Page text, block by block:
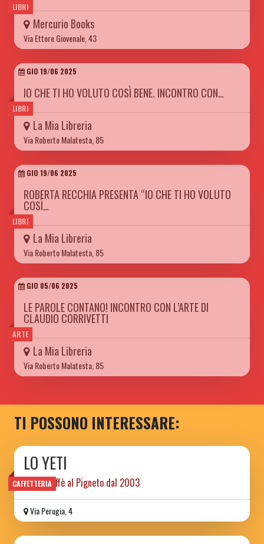
LIBRI
Mercurio Books
Via Ettore Giovenale, 43
LIBRI
GIO 19/06 2025
IO CHE TI HO VOLUTO COSÌ BENE. INCONTRO CON…
La Mia Libreria
Via Roberto Malatesta, 85
LIBRI
GIO 19/06 2025
ROBERTA RECCHIA PRESENTA “IO CHE TI HO VOLUTO
COSÌ…
La Mia Libreria
Via Roberto Malatesta, 85
ARTE
GIO 05/06 2025
LE PAROLE CONTANO! INCONTRO CON L’ARTE DI
CLAUDIO CORRIVETTI
La Mia Libreria
Via Roberto Malatesta, 85
TI POSSONO INTERESSARE:
CAFFETTERIA
LO YETI
libri e caffè al Pigneto dal 2003
Via Perugia, 4